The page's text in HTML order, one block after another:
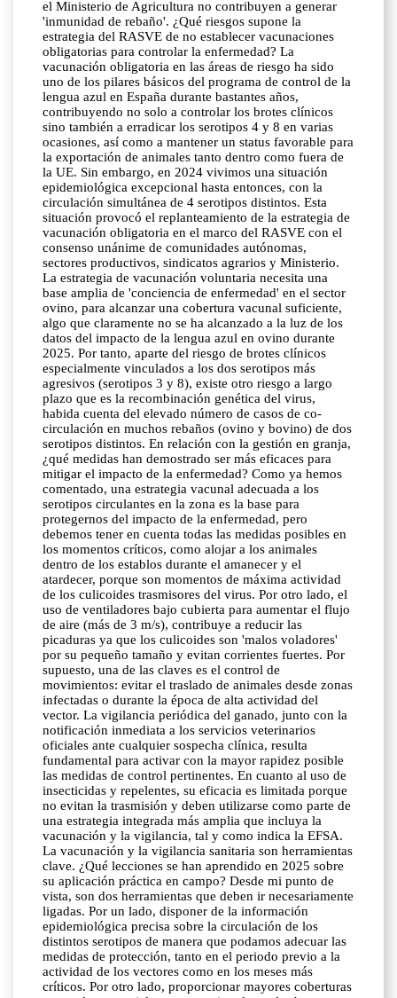
el Ministerio de Agricultura no contribuyen a generar
'inmunidad de rebaño'. ¿Qué riesgos supone la
estrategia del RASVE de no establecer vacunaciones
obligatorias para controlar la enfermedad? La
vacunación obligatoria en las áreas de riesgo ha sido
uno de los pilares básicos del programa de control de la
lengua azul en España durante bastantes años,
contribuyendo no solo a controlar los brotes clínicos
sino también a erradicar los serotipos 4 y 8 en varias
ocasiones, así como a mantener un status favorable para
la exportación de animales tanto dentro como fuera de
la UE. Sin embargo, en 2024 vivimos una situación
epidemiológica excepcional hasta entonces, con la
circulación simultánea de 4 serotipos distintos. Esta
situación provocó el replanteamiento de la estrategia de
vacunación obligatoria en el marco del RASVE con el
consenso unánime de comunidades autónomas,
sectores productivos, sindicatos agrarios y Ministerio.
La estrategia de vacunación voluntaria necesita una
base amplia de 'conciencia de enfermedad' en el sector
ovino, para alcanzar una cobertura vacunal suficiente,
algo que claramente no se ha alcanzado a la luz de los
datos del impacto de la lengua azul en ovino durante
2025. Por tanto, aparte del riesgo de brotes clínicos
especialmente vinculados a los dos serotipos más
agresivos (serotipos 3 y 8), existe otro riesgo a largo
plazo que es la recombinación genética del virus,
habida cuenta del elevado número de casos de co-
circulación en muchos rebaños (ovino y bovino) de dos
serotipos distintos. En relación con la gestión en granja,
¿qué medidas han demostrado ser más eficaces para
mitigar el impacto de la enfermedad? Como ya hemos
comentado, una estrategia vacunal adecuada a los
serotipos circulantes en la zona es la base para
protegernos del impacto de la enfermedad, pero
debemos tener en cuenta todas las medidas posibles en
los momentos críticos, como alojar a los animales
dentro de los establos durante el amanecer y el
atardecer, porque son momentos de máxima actividad
de los culicoides trasmisores del virus. Por otro lado, el
uso de ventiladores bajo cubierta para aumentar el flujo
de aire (más de 3 m/s), contribuye a reducir las
picaduras ya que los culicoides son 'malos voladores'
por su pequeño tamaño y evitan corrientes fuertes. Por
supuesto, una de las claves es el control de
movimientos: evitar el traslado de animales desde zonas
infectadas o durante la época de alta actividad del
vector. La vigilancia periódica del ganado, junto con la
notificación inmediata a los servicios veterinarios
oficiales ante cualquier sospecha clínica, resulta
fundamental para activar con la mayor rapidez posible
las medidas de control pertinentes. En cuanto al uso de
insecticidas y repelentes, su eficacia es limitada porque
no evitan la trasmisión y deben utilizarse como parte de
una estrategia integrada más amplia que incluya la
vacunación y la vigilancia, tal y como indica la EFSA.
La vacunación y la vigilancia sanitaria son herramientas
clave. ¿Qué lecciones se han aprendido en 2025 sobre
su aplicación práctica en campo? Desde mi punto de
vista, son dos herramientas que deben ir necesariamente
ligadas. Por un lado, disponer de la información
epidemiológica precisa sobre la circulación de los
distintos serotipos de manera que podamos adecuar las
medidas de protección, tanto en el periodo previo a la
actividad de los vectores como en los meses más
críticos. Por otro lado, proporcionar mayores coberturas